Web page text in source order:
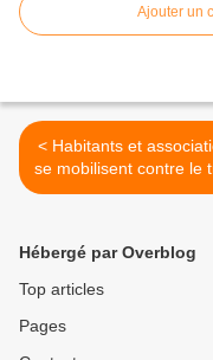
Ajouter un
< Habitants et associations
se mobilisent contre le
de drogue à Saint-
Hébergé par Overblog
Top articles
Pages